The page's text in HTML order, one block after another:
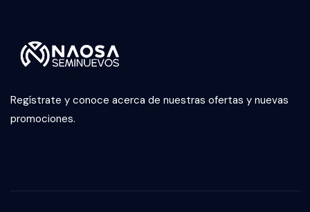
Regístrate y conoce acerca de nuestras ofertas y nuevas
promociones.